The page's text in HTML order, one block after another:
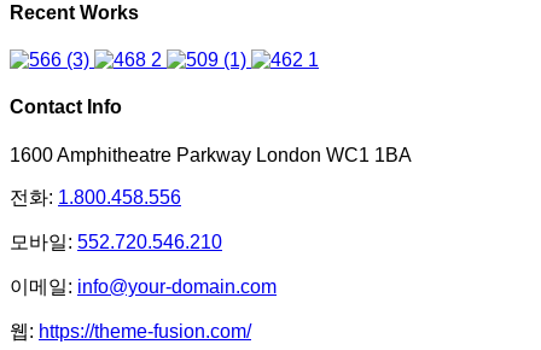
Recent Works
Contact Info
1600 Amphitheatre Parkway London WC1 1BA
전화: 1.800.458.556
모바일: 552.720.546.210
이메일: info@your-domain.com
웹: https://theme-fusion.com/